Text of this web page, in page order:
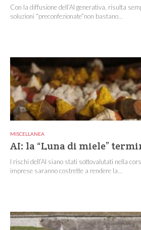
Con la diffusione dell’AI generativa, risulta
soluzioni “preconfezionate”non bastano...
MISCELLANEA
AI: la “Luna di miele”
I rischi dell’AI siano stati sottovalutati nella
imprese saranno costrette a rendere la...